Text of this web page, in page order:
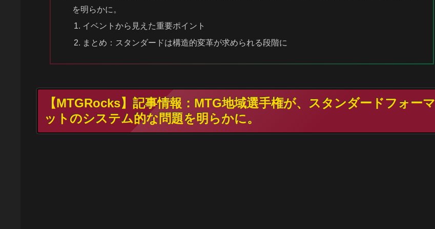
を明らかに。
イベントから見えた重要ポイント
まとめ：スタンダードは構造的変革が求められる段階に
【MTGRocks】記事情報：MTG地域選手権が、スタンダードフォーマ
ットのシステム的な問題を明らかに。